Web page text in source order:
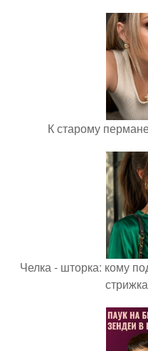
К старому
Челка - шторка: кому